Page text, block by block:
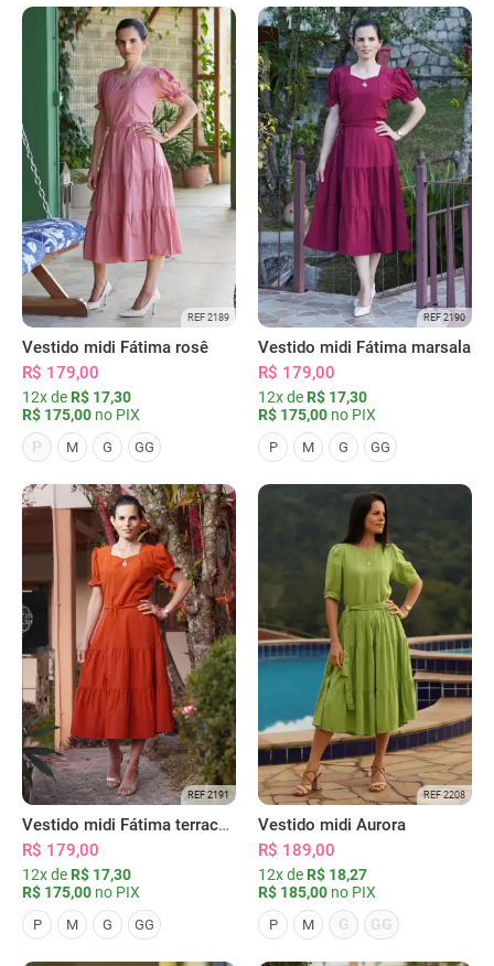
REF 2189
Vestido midi Fátima rosê
R$ 179,00
12x de R$ 17,30
R$ 175,00 no PIX
P
M G GG
REF 2190
Vestido midi Fátima marsala
R$ 179,00
12x de R$ 17,30
R$ 175,00 no PIX
P M G GG
REF 2191
Vestido midi Fátima terracota
R$ 179,00
12x de R$ 17,30
R$ 175,00 no PIX
P M G GG
REF 2208
Vestido midi Aurora
R$ 189,00
12x de R$ 18,27
R$ 185,00 no PIX
P M G GG